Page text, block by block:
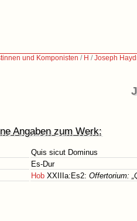
und Komponisten / H /Joseph
Angaben zum Werk:
Quis sicut Dominus
Es-Dur
Hob XXIIIa:Es2: Offertorium: